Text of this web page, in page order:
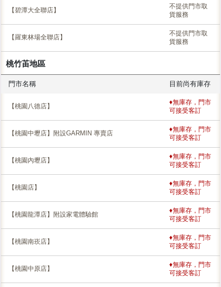
【碧潭大全聯店】
不提供門市取
貨服務
【羅東林場全聯店】
不提供門市取
貨服務
桃竹苖地區
門市名稱 目前尚有庫存
【桃園八德店】
♦無庫存，門市
可接受客訂
【桃園中壢店】附設GARMIN 專賣店
♦無庫存，門市
可接受客訂
【桃園內壢店】
♦無庫存，門市
可接受客訂
【桃園店】
♦無庫存，門市
可接受客訂
【桃園龍潭店】附設家電體驗館
♦無庫存，門市
可接受客訂
【桃園南崁店】
♦無庫存，門市
可接受客訂
【桃園中原店】
♦無庫存，門市
可接受客訂